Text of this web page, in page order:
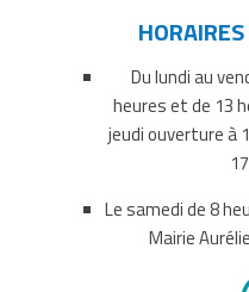
Du lundi au
heures et de 13
jeudi ouverture à
Le samedi de 8
Mairie